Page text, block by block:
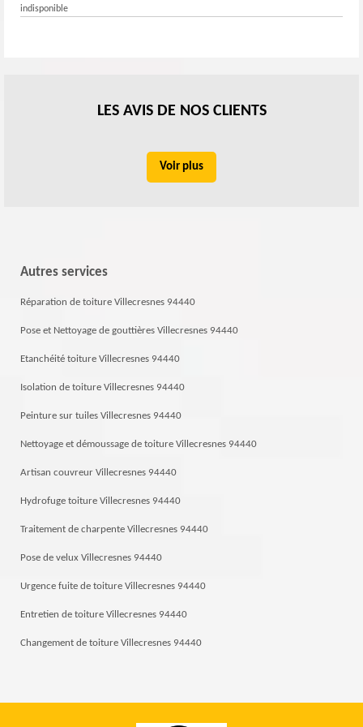
indisponible
LES AVIS DE NOS CLIENTS
Voir plus
Autres services
Réparation de toiture Villecresnes 94440
Pose et Nettoyage de gouttières Villecresnes 94440
Etanchéité toiture Villecresnes 94440
Isolation de toiture Villecresnes 94440
Peinture sur tuiles Villecresnes 94440
Nettoyage et démoussage de toiture Villecresnes 94440
Artisan couvreur Villecresnes 94440
Hydrofuge toiture Villecresnes 94440
Traitement de charpente Villecresnes 94440
Pose de velux Villecresnes 94440
Urgence fuite de toiture Villecresnes 94440
Entretien de toiture Villecresnes 94440
Changement de toiture Villecresnes 94440